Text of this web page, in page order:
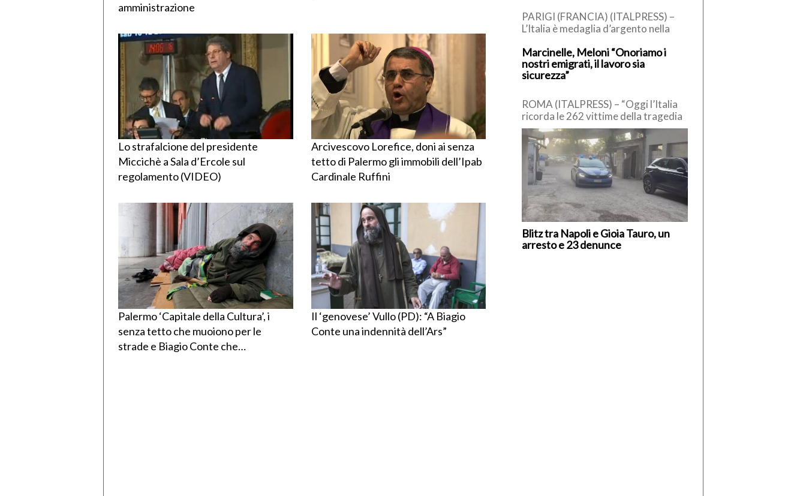
amministrazione
Lo strafalcione del presidente
Miccichè a Sala d’Ercole sul
regolamento (VIDEO)
Arcivescovo Lorefice, doni ai senza
tetto di Palermo gli immobili dell’Ipab
Cardinale Ruffini
Palermo ‘Capitale della Cultura’, i
senza tetto che muoiono per le
strade e Biagio Conte che…
Il ‘genovese’ Vullo (PD): “A Biagio
Conte una indennità dell’Ars”
PARIGI (FRANCIA) (ITALPRESS) –
L’Italia è medaglia d’argento nella
nuoto in acque libere, andata in […]
Marcinelle, Meloni “Onoriamo i
nostri emigrati, il lavoro sia
sicurezza”
ROMA (ITALPRESS) – “Oggi l’Italia
ricorda le 262 vittime della tragedia
di Marcinelle. 136 gli italiani,
emigrati in Belgio in […]
Blitz tra Napoli e Gioia Tauro, un
arresto e 23 denunce